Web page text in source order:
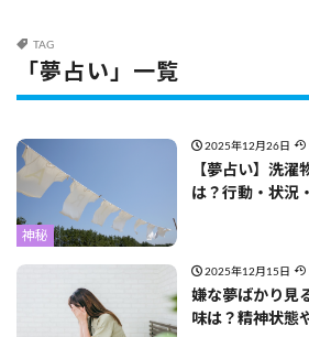
TAG
「夢占い」一覧
神秘
2025年12月26日
【夢占い】洗濯
は？行動・状況
2025年12月15日
嫌な夢ばかり見
味は？精神状態